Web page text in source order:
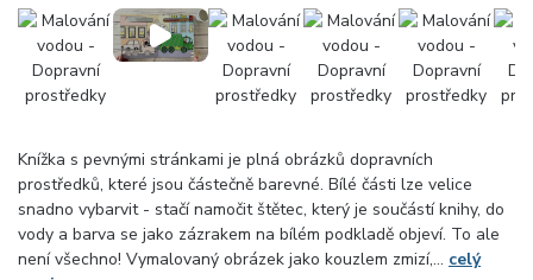
Knížka s pevnými stránkami je plná obrázků dopravních
prostředků, které jsou částečně barevné. Bílé části lze velice
snadno vybarvit - stačí namočit štětec, který je součástí knihy, do
vody a barva se jako zázrakem na bílém podkladě objeví. To ale
není všechno! Vymalovaný obrázek jako kouzlem zmizí,... celý